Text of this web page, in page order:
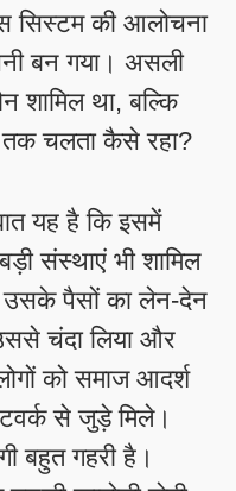
सिस्टम की आलोचना
बन गया। असली
शामिल था, बल्कि
चलता कैसे रहा?
यह है कि इसमें
संस्थाएं भी शामिल
उसके पैसों का लेन-देन
चंदा लिया और
को समाज आदर्श
से जुड़े मिले।
बहुत गहरी है।